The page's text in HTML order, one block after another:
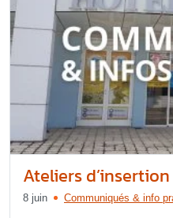
Ateliers
8 juin Communiqués & info